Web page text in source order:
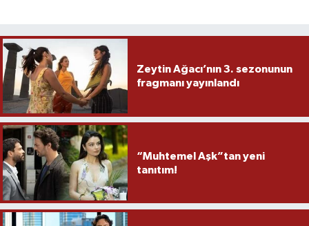
Zeytin Ağacı’nın 3. sezonunun
fragmanı yayınlandı
“Muhtemel Aşk”tan yeni
tanıtım!